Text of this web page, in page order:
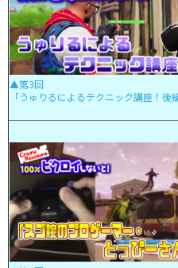
▲第3回
「うゅりるによるテクニック講座！後編